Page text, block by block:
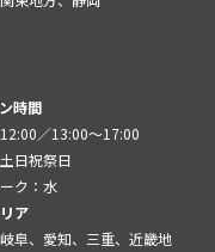
時間
／13:00～17:00
日祝祭日
ク：水
ア
阜、愛知、三重、近畿地